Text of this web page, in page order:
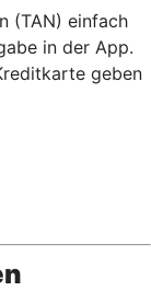
(TAN) einfach
in der App.
geben